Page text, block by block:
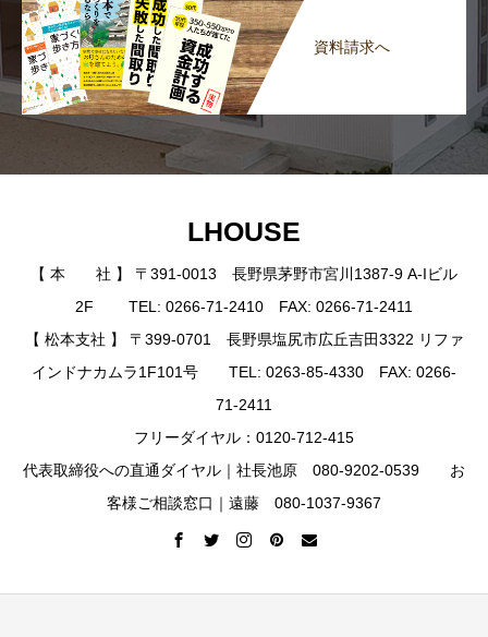
資料請求へ
LHOUSE
【 本 社 】 〒391-0013 長野県茅野市宮川1387-9 A-Iビル
2F TEL: 0266-71-2410 FAX: 0266-71-2411
【 松本支社 】 〒399-0701 長野県塩尻市広丘吉田3322 リファ
インドナカムラ1F101号 TEL: 0263-85-4330 FAX: 0266-
71-2411
フリーダイヤル：0120-712-415
代表取締役への直通ダイヤル｜社長池原 080-9202-0539 お
客様ご相談窓口｜遠藤 080-1037-9367